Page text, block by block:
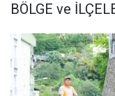
BÖLGE ve